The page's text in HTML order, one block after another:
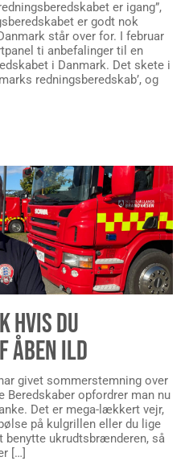
er igang”,
er godt nok
står over for. I februar
ti anbefalinger til en
i Danmark. Det skete i
redningsberedskab’, og
HVIS DU
ÅBEN ILD
givet sommerstemning over
Beredskaber opfordrer man nu
Det er mega-lækkert vejr,
på kulgrillen eller du lige
benytte ukrudtsbrænderen, så
[…]